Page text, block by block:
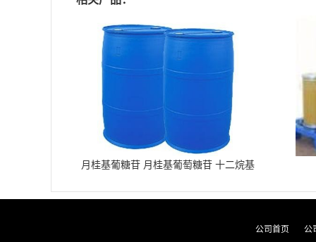
月桂基葡糖苷 月桂基葡萄糖苷 十二烷基
公司首页 公